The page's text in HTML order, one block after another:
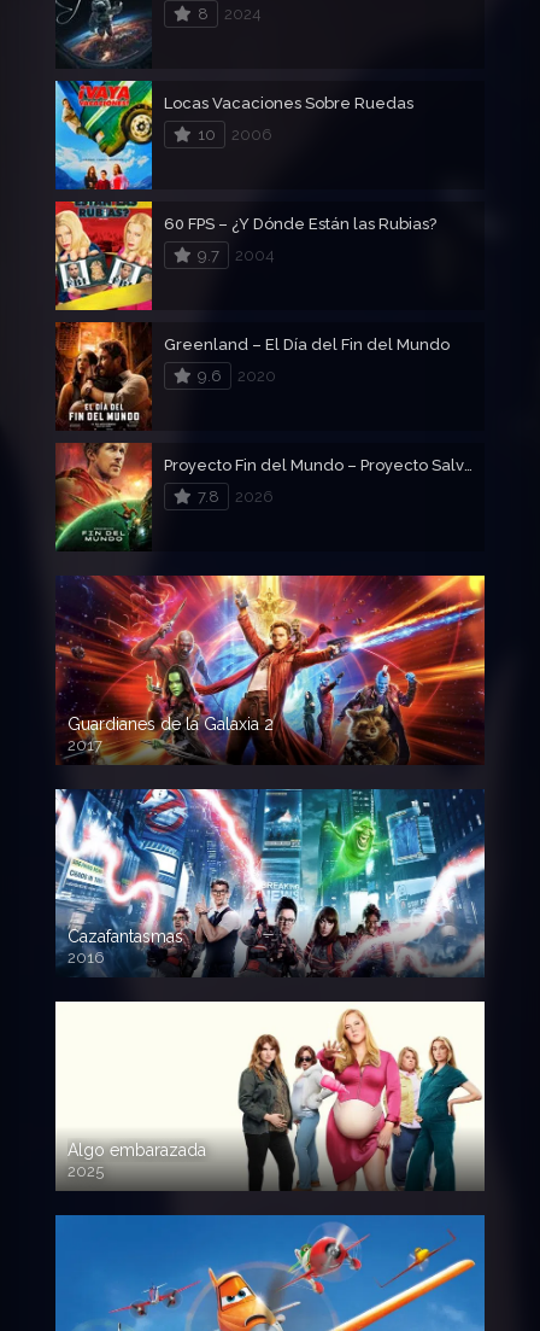
8
2024
Locas Vacaciones Sobre Ruedas
10
2006
60 FPS – ¿Y Dónde Están las Rubias?
9.7
2004
Greenland – El Día del Fin del Mundo
9.6
2020
Proyecto Fin del Mundo – Proyecto Salvación
7.8
2026
Guardianes de la Galaxia 2
2017
720p HD
Cazafantasmas
2016
720p HD
Algo embarazada
2025
720p HD